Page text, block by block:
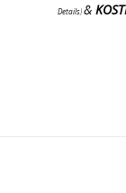
Details)&